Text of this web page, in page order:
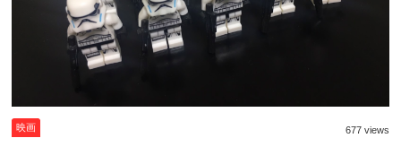
映画 677 views